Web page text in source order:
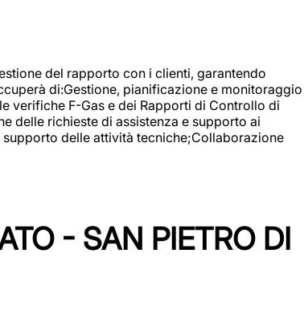
del rapporto con i clienti, garantendo
di:Gestione, pianificazione e monitoraggio
verifiche F-Gas e dei Rapporti di Controllo di
delle richieste di assistenza e supporto ai
delle attività tecniche;Collaborazione
- SAN PIETRO DI